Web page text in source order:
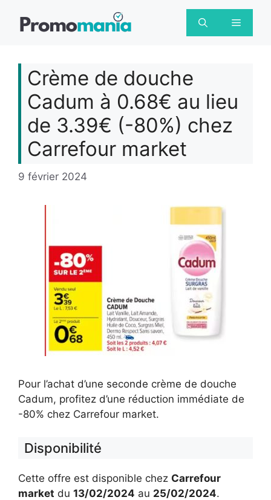
Menu
Crème de douche
Cadum à 0.68€ au lieu
de 3.39€ (-80%) chez
Carrefour market
9 février 2024
Pour l’achat d’une seconde crème de douche
Cadum, profitez d’une réduction immédiate de
-80% chez Carrefour market.
Disponibilité
Cette offre est disponible chez Carrefour
market du 13/02/2024 au 25/02/2024.